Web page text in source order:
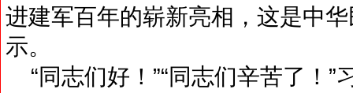
进建军百年的崭新亮相，这是中
示。
“同志们好！”“同志们辛苦了！”